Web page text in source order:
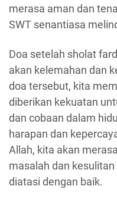
merasa aman dan
SWT senantiasa
Doa setelah sholat
akan kelemahan dan
doa tersebut, kita
diberikan kekuatan
dan cobaan dalam
harapan dan
Allah, kita akan
masalah dan
diatasi dengan baik.